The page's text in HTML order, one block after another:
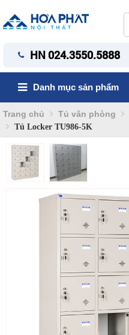
HN 024.3550.5888
Danh mục sản phẩm
Trang chủ Tủ văn phòng
Tủ Locker TU986-5K